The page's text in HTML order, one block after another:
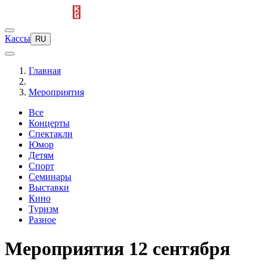
Кассы RU
Главная
Мероприятия
Все
Концерты
Спектакли
Юмор
Детям
Спорт
Семинары
Выставки
Кино
Туризм
Разное
Мероприятия 12 сентября